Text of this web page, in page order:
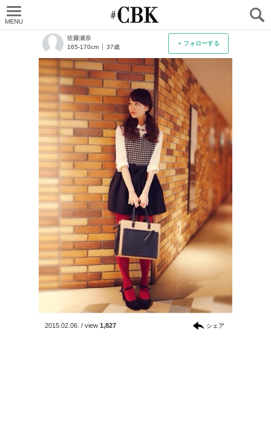
+ フォローする
佐藤瀬奈
165-170cm
37歳
2015.02.06. / view 1,827 シェア